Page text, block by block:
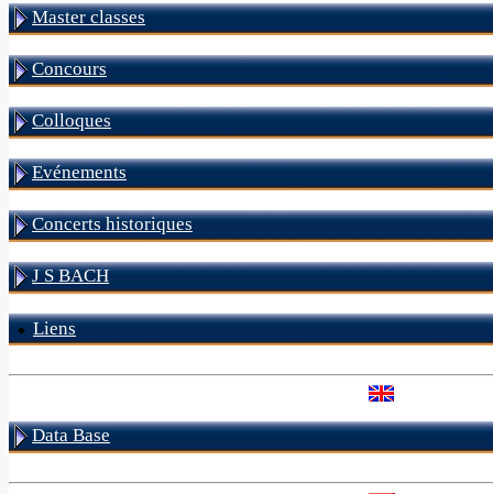
Master classes
Concours
Colloques
Evénements
Concerts historiques
J S BACH
Liens
Data Base